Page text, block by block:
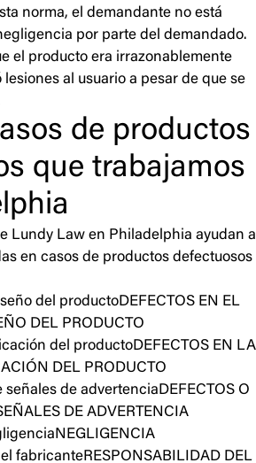
norma, el demandante no está
por parte del demandado.
el producto era irrazonablemente
al usuario a pesar de que se
de productos
que trabajamos
Lundy Law en Philadelphia ayudan a
en casos de productos defectuosos
DEFECTOS EN EL
DEL PRODUCTO
DEFECTOS EN LA
DEL PRODUCTO
DEFECTOS O
DE ADVERTENCIA
NEGLIGENCIA
RESPONSABILIDAD DEL